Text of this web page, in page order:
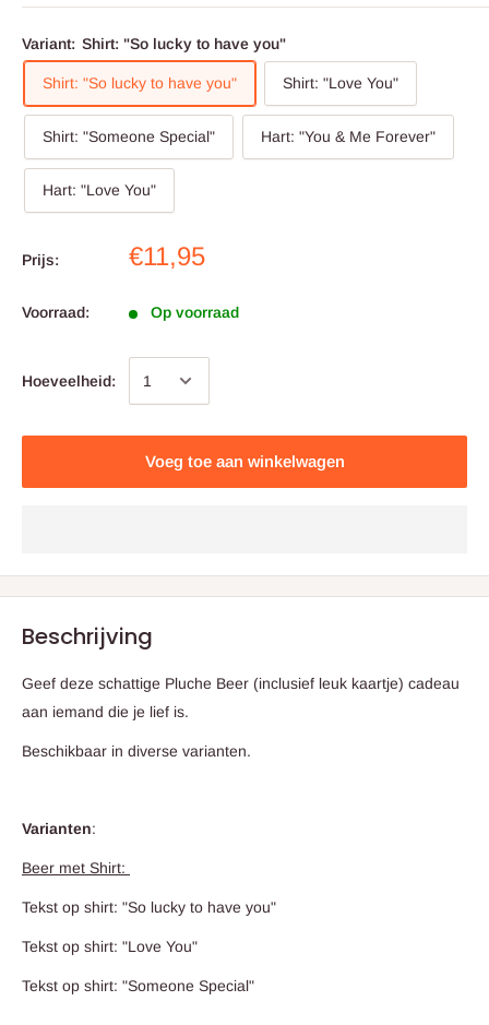
Variant: Shirt: "So lucky to have you"
Shirt: "So lucky to have you" Shirt: "Love You"
Shirt: "Someone Special" Hart: "You & Me Forever"
Hart: "Love You"
Prijs: €11,95
Voorraad: Op voorraad
Hoeveelheid:
Voeg toe aan winkelwagen
Beschrijving
Geef deze schattige Pluche Beer (inclusief leuk kaartje) cadeau
aan iemand die je lief is.
Beschikbaar in diverse varianten.
Varianten:
Beer met Shirt:
Tekst op shirt: "So lucky to have you"
Tekst op shirt: "Love You"
Tekst op shirt: "Someone Special"